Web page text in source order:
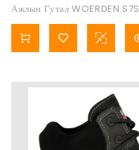
Ажлын Гутал WOERDEN S7S